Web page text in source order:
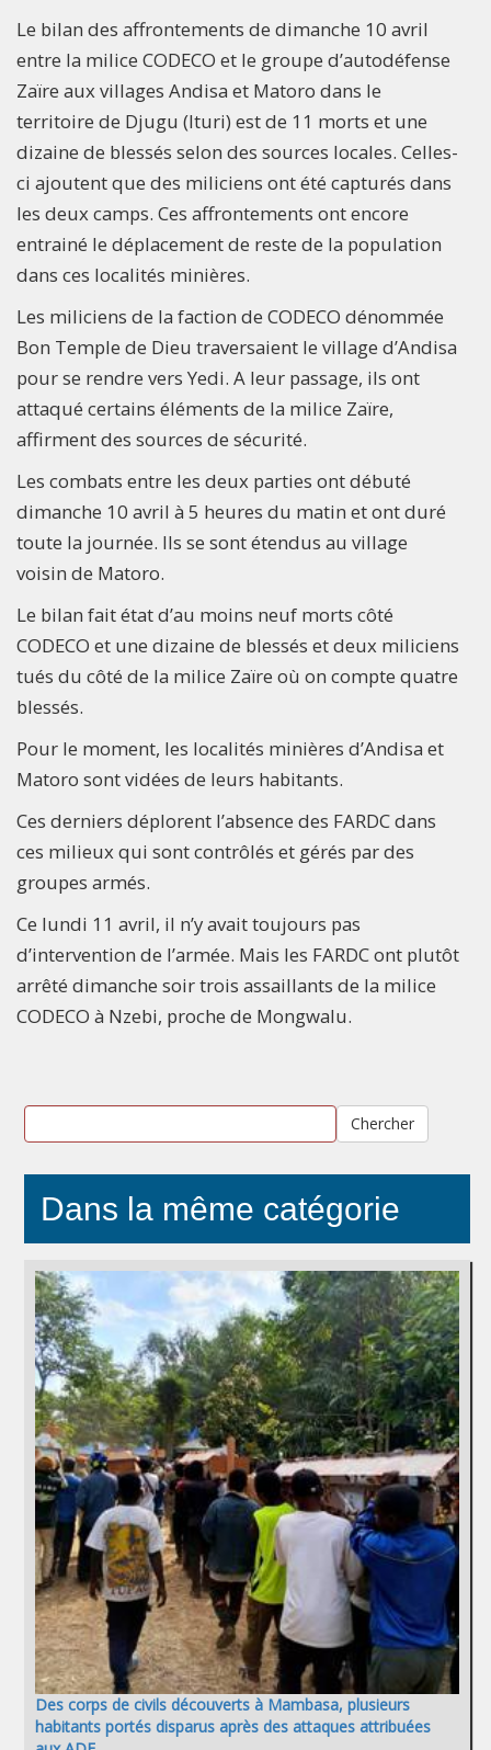
Le bilan des affrontements de dimanche 10 avril
entre la milice CODECO et le groupe d’autodéfense
Zaïre aux villages Andisa et Matoro dans le
territoire de Djugu (Ituri) est de 11 morts et une
dizaine de blessés selon des sources locales. Celles-
ci ajoutent que des miliciens ont été capturés dans
les deux camps. Ces affrontements ont encore
entrainé le déplacement de reste de la population
dans ces localités minières.
Les miliciens de la faction de CODECO dénommée
Bon Temple de Dieu traversaient le village d’Andisa
pour se rendre vers Yedi. A leur passage, ils ont
attaqué certains éléments de la milice Zaïre,
affirment des sources de sécurité.
Les combats entre les deux parties ont débuté
dimanche 10 avril à 5 heures du matin et ont duré
toute la journée. Ils se sont étendus au village
voisin de Matoro.
Le bilan fait état d’au moins neuf morts côté
CODECO et une dizaine de blessés et deux miliciens
tués du côté de la milice Zaïre où on compte quatre
blessés.
Pour le moment, les localités minières d’Andisa et
Matoro sont vidées de leurs habitants.
Ces derniers déplorent l’absence des FARDC dans
ces milieux qui sont contrôlés et gérés par des
groupes armés.
Ce lundi 11 avril, il n’y avait toujours pas
d’intervention de l’armée. Mais les FARDC ont plutôt
arrêté dimanche soir trois assaillants de la milice
CODECO à Nzebi, proche de Mongwalu.
Chercher
Dans la même catégorie
Des corps de civils découverts à Mambasa, plusieurs
habitants portés disparus après des attaques attribuées